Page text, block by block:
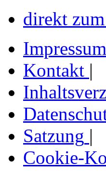
direkt
Impressum
Kontakt |
Satzung |
Cookie-